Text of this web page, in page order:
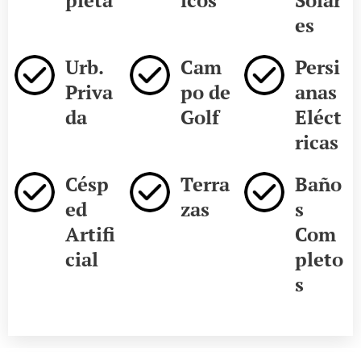
es
Urb.
Priva
da
Cam
po de
Golf
Persi
anas
Eléct
ricas
Césp
ed
Artifi
cial
Terra
zas
Baño
s
Com
pleto
s